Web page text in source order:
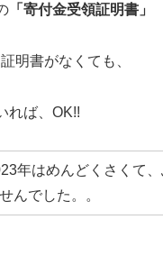
「寄付金受領証明書」
明書がなくても、
れば、OK!!
年はめんどくさくて
んでした。。